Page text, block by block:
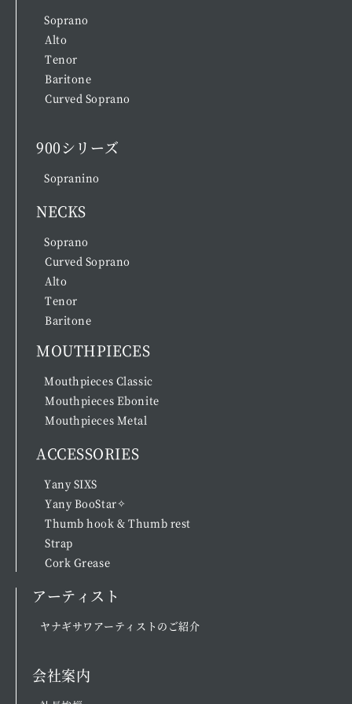
Soprano
Alto
Tenor
Baritone
Curved Soprano
900シリーズ
Sopranino
NECKS
Soprano
Curved Soprano
Alto
Tenor
Baritone
MOUTHPIECES
Mouthpieces Classic
Mouthpieces Ebonite
Mouthpieces Metal
ACCESSORIES
Yany SIXS
Yany BooStar✧
Thumb hook & Thumb rest
Strap
Cork Grease
アーティスト
ヤナギサワアーティストのご紹介
会社案内